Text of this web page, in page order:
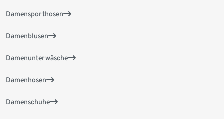
Damensporthosen
Damenblusen
Damenunterwäsche
Damenhosen
Damenschuhe